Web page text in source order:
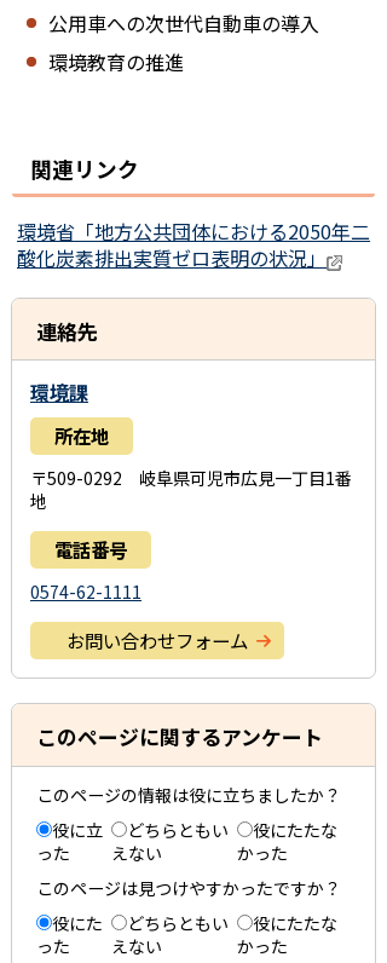
公用車への次世代自動車の導入
環境教育の推進
関連リンク
環境省「地方公共団体における2050年二
酸化炭素排出実質ゼロ表明の状況」
連絡先
環境課
所在地
〒509-0292 岐阜県可児市広見一丁目1番
地
電話番号
0574-62-1111
お問い合わせフォーム
このページに関するアンケート
このページの情報は役に立ちましたか？
役に立
った
どちらともい
えない
役にたたな
かった
このページは見つけやすかったですか？
役にた
った
どちらともい
えない
役にたたな
かった